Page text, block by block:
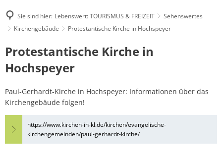
Sie sind hier: Lebenswert: TOURISMUS & FREIZEIT
Sehenswertes
Kirchengebäude
Protestantische Kirche in Hochspeyer
Protestantische
Kirche
Hochspeyer
Protestantische Kirche in
Hochspeyer
Paul-Gerhardt-Kirche in Hochspeyer: Informationen über das
Kirchengebäude folgen!
https://www.kirchen-in-kl.de/kirchen/evangelische-
kirchengemeinden/paul-gerhardt-kirche/